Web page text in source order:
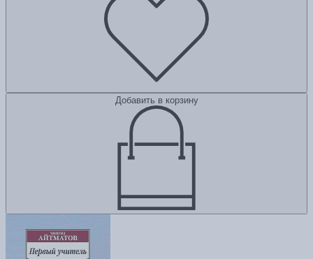
Добавить в корзину